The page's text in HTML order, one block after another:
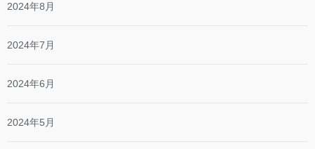
2024年8月
2024年7月
2024年6月
2024年5月